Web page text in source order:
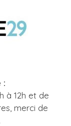
:
à 12h et de
merci de